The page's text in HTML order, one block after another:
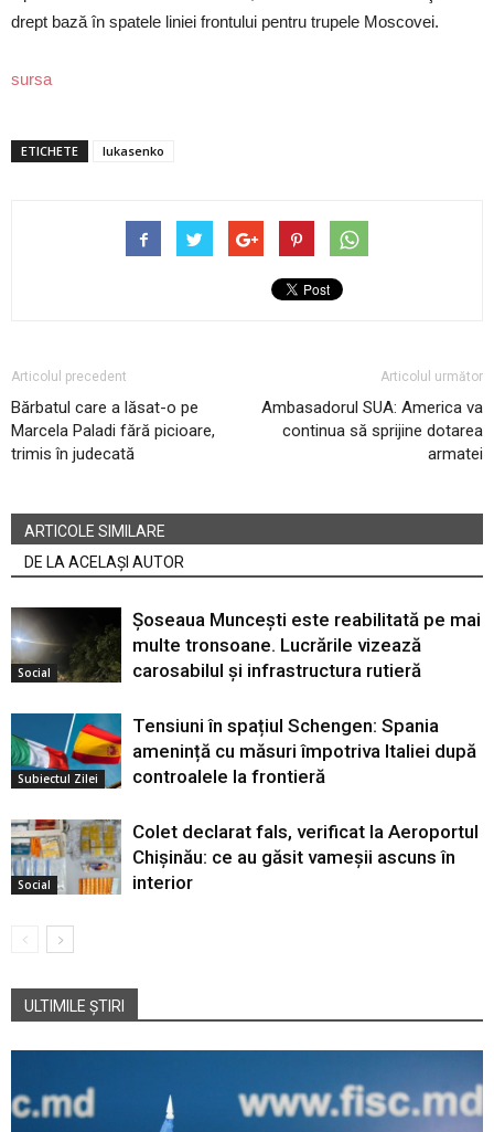
drept bază în spatele liniei frontului pentru trupele Moscovei.
sursa
ETICHETE lukasenko
Articolul precedent
Bărbatul care a lăsat-o pe
Marcela Paladi fără picioare,
trimis în judecată
Articolul următor
Ambasadorul SUA: America va
continua să sprijine dotarea
armatei
ARTICOLE SIMILARE
DE LA ACELAȘI AUTOR
Social
Șoseaua Muncești este reabilitată pe mai
multe tronsoane. Lucrările vizează
carosabilul și infrastructura rutieră
Subiectul Zilei
Tensiuni în spațiul Schengen: Spania
amenință cu măsuri împotriva Italiei după
controalele la frontieră
Social
Colet declarat fals, verificat la Aeroportul
Chișinău: ce au găsit vameșii ascuns în
interior
ULTIMILE ȘTIRI